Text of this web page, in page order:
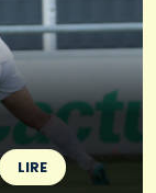
LIRE